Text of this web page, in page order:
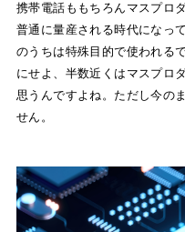
携帯電話ももちろんマスプロ
普通に量産される時代になっ
のうちは特殊目的で使われる
にせよ、半数近くはマスプロ
思うんですよね。ただし今の
せん。